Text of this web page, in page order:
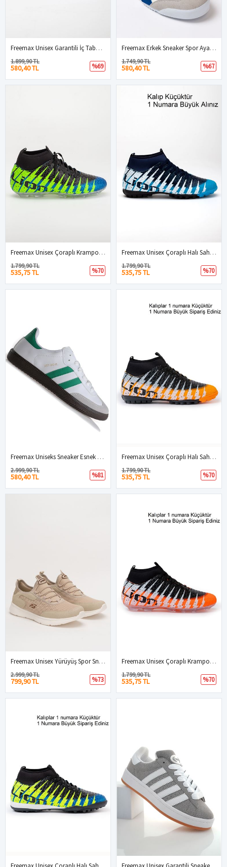
Freemax Unisex Garantili İç Tabanlık Hafif Esnek Sağlam Sneaker Spor Ayakkabı 2023.178 Beyaz Oranj
580,40 TL
1.899,90 TL
%69
Freemax Erkek Sneaker Spor Ayakkabı 614 Beyaz Mavi
580,40 TL
1.749,90 TL
%67
Freemax Unisex Çoraplı Krampon Futbol Ayakkabısı Mavi Sarı
535,75 TL
1.799,90 TL
%70
Freemax Unisex Çoraplı Halı Saha Futbol Ayakkabısı Freemax.1452 Su Yeşili
535,75 TL
1.799,90 TL
%70
Freemax Uniseks Sneaker Esnek Yumuşak Spor Ayakkabı Samba.530 Beyaz Yeşil
580,40 TL
2.999,90 TL
%81
Freemax Unisex Çoraplı Halı Saha Futbol Ayakkabısı Freemax.1452 Hardal Siyah
535,75 TL
1.799,90 TL
%70
Freemax Unisex Yürüyüş Spor Sneaker Ayakkabı FREEMAX101-21221 Bej
799,90 TL
2.999,90 TL
%73
Freemax Unisex Çoraplı Krampon Futbol Ayakkabısı Orange Siyah
535,75 TL
1.799,90 TL
%70